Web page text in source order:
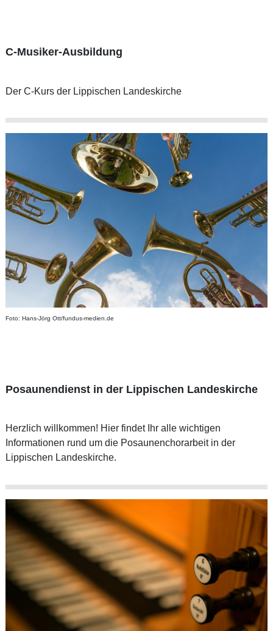
C-Musiker-Ausbildung
Der C-Kurs der Lippischen Landeskirche
Foto: Hans-Jörg Ott/fundus-medien.de
Posaunendienst in der Lippischen Landeskirche
Herzlich willkommen! Hier findet Ihr alle wichtigen
Informationen rund um die Posaunenchorarbeit in der
Lippischen Landeskirche.